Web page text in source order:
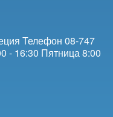
Телефон 08-747
- 16:30 Пятница 8:00